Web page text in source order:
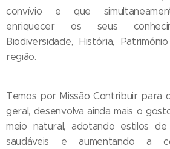
convívio e que
enriquecer os seus
Biodiversidade, História,
região.
Temos por Missão Contribuir para
geral, desenvolva ainda mais o
meio natural, adotando estilos
saudáveis e aumentando a